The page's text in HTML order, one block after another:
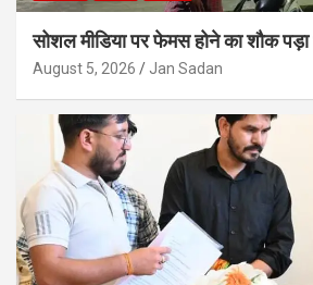
सोशल मीडिया पर फेमस होने का शौक पड़ा
August 5, 2026 Jan Sadan